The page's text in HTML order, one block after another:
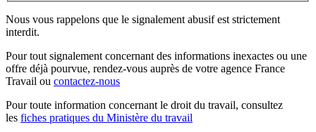
Nous vous rappelons que le signalement abusif est strictement
interdit.
Pour tout signalement concernant des informations inexactes ou une
offre déjà pourvue, rendez-vous auprès de votre agence France
Travail ou contactez-nous
Pour toute information concernant le droit du travail, consultez
les fiches pratiques du Ministère du travail